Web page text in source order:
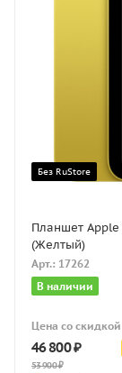
Без RuStore
Планшет Apple
(Желтый)
Арт.: 17262
В наличии
Цена со скидкой
46 800₽
53 900₽